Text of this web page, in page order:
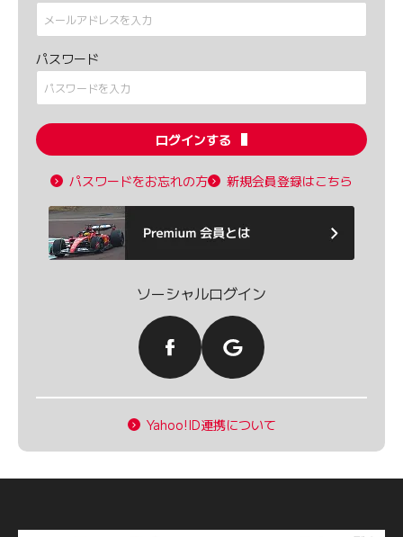
パスワード
ログインする
パスワードをお忘れの方 新規会員登録はこちら
ソーシャルログイン
Yahoo!ID連携について